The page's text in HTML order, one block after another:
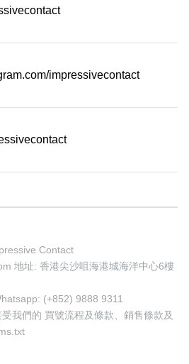
impressivecontact
Contact
地址: 香港尖沙咀海港城海洋中心6樓
(+852) 9888 9311
我們的 買號流程及條款、 銷售條款及